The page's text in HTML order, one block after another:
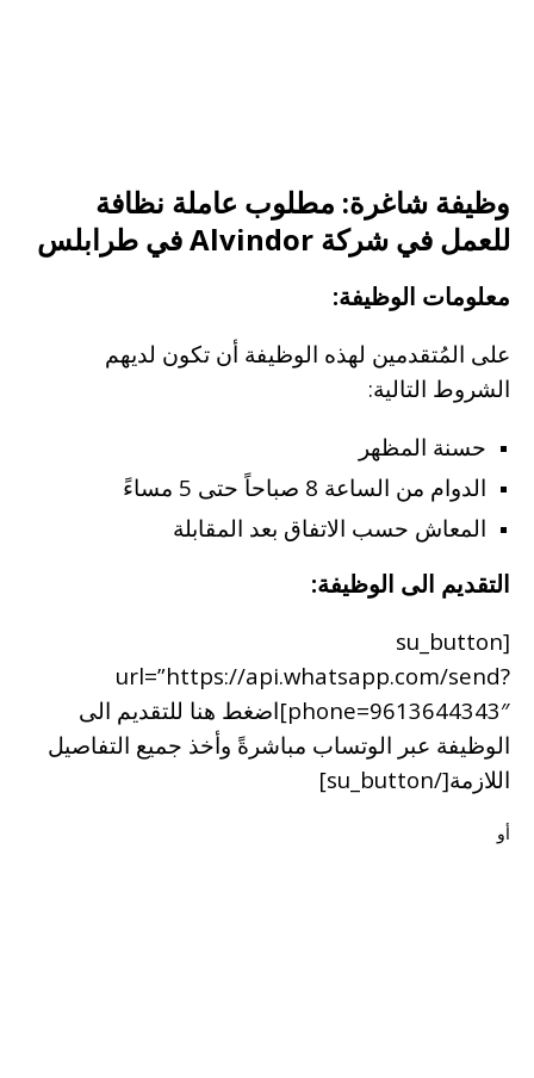
وظيفة شاغرة: مطلوب عاملة نظافة
للعمل في شركة Alvindor في طرابلس
معلومات الوظيفة:
على المُتقدمين لهذه الوظيفة أن تكون لديهم
الشروط التالية:
حسنة المظهر
الدوام من الساعة 8 صباحاً حتى 5 مساءً
المعاش حسب الاتفاق بعد المقابلة
التقديم الى الوظيفة:
[su_button
url=”https://api.whatsapp.com/send?
phone=9613644343″]اضغط هنا للتقديم الى
الوظيفة عبر الوتساب مباشرةً وأخذ جميع التفاصيل
اللازمة[/su_button]
أو